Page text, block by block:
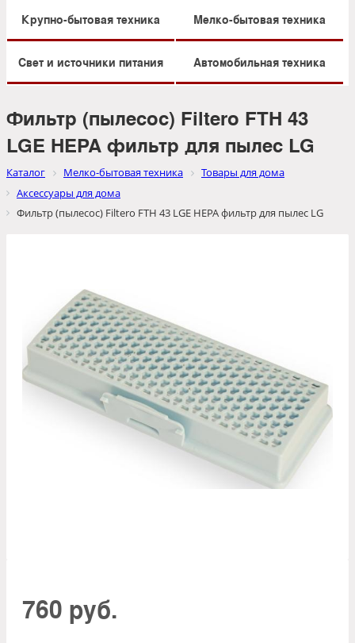
Крупно-бытовая техника Мелко-бытовая техника
Свет и источники питания Автомобильная техника
Фильтр (пылесос) Filtero FTH 43
LGE HEPA фильтр для пылес LG
Каталог Мелко-бытовая техника
Товары для дома
Аксессуары для дома
Фильтр (пылесос) Filtero FTH 43 LGE HEPA фильтр для пылес LG
760 руб.